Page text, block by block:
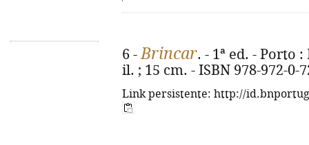
6 -Brincar. - 1ª ed. - Porto
il. ; 15 cm. - ISBN 978-972-0-
Link persistente: http://